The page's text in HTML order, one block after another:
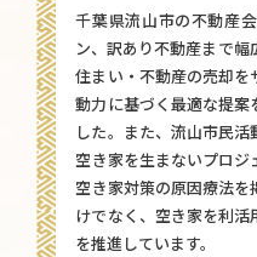
千葉県流山市の不動産
ン、訳あり不動産まで
住まい・不動産の売却
動力に基づく最適な提案
した。また、流山市民活
空き家を生まないプロジ
空き家対策の原因療法
けでなく、空き家を利
を推進しています。